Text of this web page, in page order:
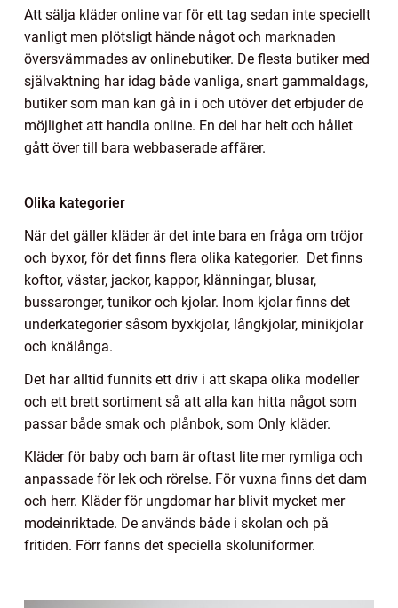
Att sälja kläder online var för ett tag sedan inte speciellt
vanligt men plötsligt hände något och marknaden
översvämmades av onlinebutiker. De flesta butiker med
självaktning har idag både vanliga, snart gammaldags,
butiker som man kan gå in i och utöver det erbjuder de
möjlighet att handla online. En del har helt och hållet
gått över till bara webbaserade affärer.
Olika kategorier
När det gäller kläder är det inte bara en fråga om tröjor
och byxor, för det finns flera olika kategorier. Det finns
koftor, västar, jackor, kappor, klänningar, blusar,
bussaronger, tunikor och kjolar. Inom kjolar finns det
underkategorier såsom byxkjolar, långkjolar, minikjolar
och knälånga.
Det har alltid funnits ett driv i att skapa olika modeller
och ett brett sortiment så att alla kan hitta något som
passar både smak och plånbok, som Only kläder.
Kläder för baby och barn är oftast lite mer rymliga och
anpassade för lek och rörelse. För vuxna finns det dam
och herr. Kläder för ungdomar har blivit mycket mer
modeinriktade. De används både i skolan och på
fritiden. Förr fanns det speciella skoluniformer.